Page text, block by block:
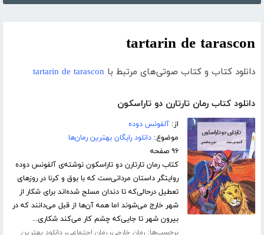
tartarin de tarascon
دانلود کتاب و کتاب صوتی‌های مرتبط با tartarin de tarascon
دانلود کتاب رمان تارتارن دو تاراسکون
از:آلفونس دوده
موضوع:دانلود رایگان بهترین رمان‌ها
۹۶ صفحه
کتاب رمان تارتارن دو تاراسکون نوشته‌ی آلفونس دوده
روایتگر داستان مردانی‌ست که با بوق و کرنا در روزهای
تعطیل د‌رحالی‌که تا دندان مسلح شده‌اند برای شکار از
شهر خارج می‌شوند اما همه آن‌ها از قبل می‌دانند که در
بیرون شهر تا جایی‌که چشم کار می‌کند شکاری...
برچسب‌ها:رمان خارجی،رمان اجتماعی،دانلود بهترین